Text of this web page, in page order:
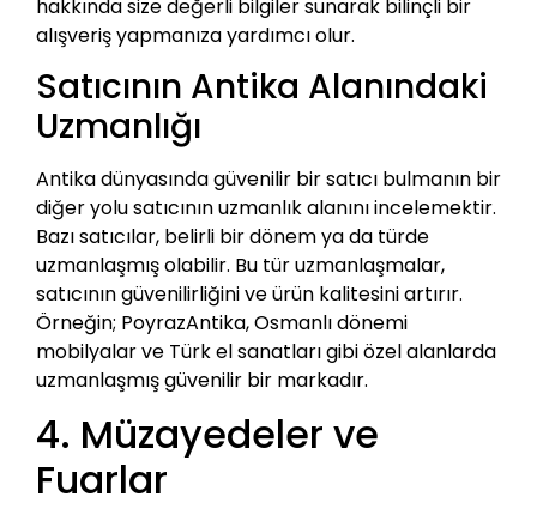
hakkında size değerli bilgiler sunarak bilinçli bir
alışveriş yapmanıza yardımcı olur.
Satıcının Antika Alanındaki
Uzmanlığı
Antika dünyasında güvenilir bir satıcı bulmanın bir
diğer yolu satıcının uzmanlık alanını incelemektir.
Bazı satıcılar, belirli bir dönem ya da türde
uzmanlaşmış olabilir. Bu tür uzmanlaşmalar,
satıcının güvenilirliğini ve ürün kalitesini artırır.
Örneğin; PoyrazAntika, Osmanlı dönemi
mobilyalar ve Türk el sanatları gibi özel alanlarda
uzmanlaşmış güvenilir bir markadır.
4. Müzayedeler ve
Fuarlar